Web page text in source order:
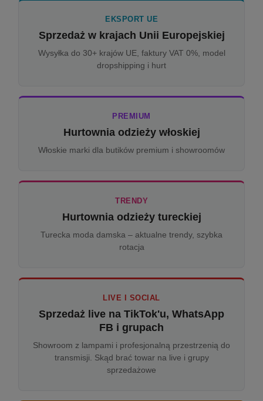
EKSPORT UE
Sprzedaż w krajach Unii Europejskiej
Wysyłka do 30+ krajów UE, faktury VAT 0%, model
dropshipping i hurt
PREMIUM
Hurtownia odzieży włoskiej
Włoskie marki dla butików premium i showroomów
TRENDY
Hurtownia odzieży tureckiej
Turecka moda damska – aktualne trendy, szybka
rotacja
LIVE I SOCIAL
Sprzedaż live na TikTok'u, WhatsApp
FB i grupach
Showroom z lampami i profesjonalną przestrzenią do
transmisji. Skąd brać towar na live i grupy
sprzedażowe